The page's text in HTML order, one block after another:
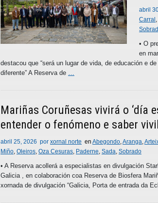
abril
Carral ,
• O
en
destacou que “será un lugar de vida, de educación e
diferente” A Reserva de …
Mariñas Coruñesas vivirá o ‘día
entender o fenómeno e saber
abril 25, 2026 por xornal norte en Abegondo,Aranga,
Miño, Oleiros, Oza Cesuras, Paderne, Sada, Sobrado
• A Reserva acollerá a especialistas en divulgación
Galicia , en colaboración coa Reserva de Biosfera
xornada de divulgación “Galicia, Porta de entrada da